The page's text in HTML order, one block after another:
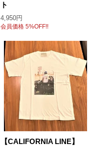
ト
4,950円
会員価格 5%OFF!!
【CALIFORNIA LINE】